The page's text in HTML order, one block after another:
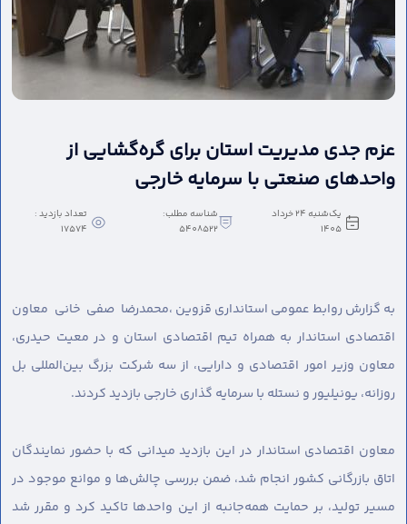
عزم جدی مدیریت استان برای گره‌گشایی از
واحدهای صنعتی با سرمایه خارجی
یک‌شنبه 24 خرداد
1405
شناسه مطلب:
5408522
تعداد بازدید :
17574
به گزارش روابط عمومی استانداری قزوین ،محمدرضا صفی خانی معاون
اقتصادی استاندار به همراه تیم اقتصادی استان و در معیت حیدری،
معاون وزیر امور اقتصادی و دارایی، از سه شرکت بزرگ بین‌المللی بل
روزانه، یونیلیور و نستله با سرمایه گذاری خارجی بازدید کردند.
معاون اقتصادی استاندار در این بازدید میدانی که با حضور نمایندگان
اتاق بازرگانی کشور انجام شد، ضمن بررسی چالش‌ها و موانع موجود در
مسیر تولید، بر حمایت همه‌جانبه از این واحدها تاکید کرد و مقرر شد